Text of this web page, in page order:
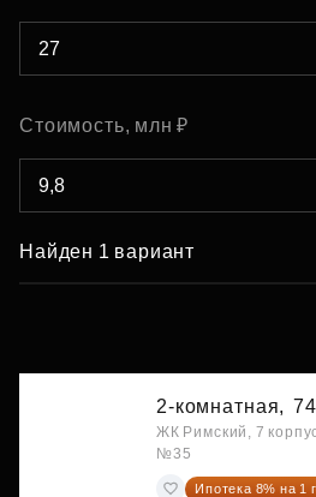
Стоимость, млн ₽
Найден 1 вариант
2-комнатная,
ЖК Римский, 7
№35
Ипотека 8% на 1